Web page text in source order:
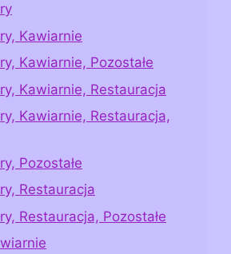
Kawiarnie
Kawiarnie, Pozostałe
Kawiarnie, Restauracja
Kawiarnie, Restauracja,
Pozostałe
Restauracja
Restauracja, Pozostałe